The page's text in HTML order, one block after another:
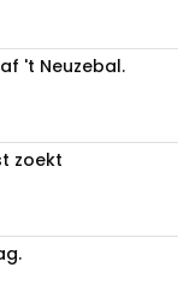
't Neuzebal.
zoekt